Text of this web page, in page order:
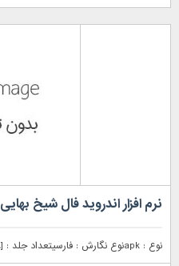
نرم افزار اندروید فال شیخ بهایی
نوع : apkنوع نگارش : فارسیتعداد جلد : [...]